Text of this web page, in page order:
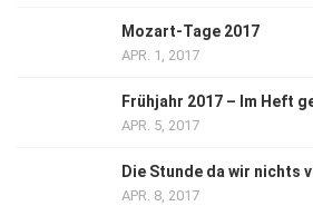
Mozart-Tage 2017
APR. 1, 2017
Frühjahr 2017 – Im Heft
APR. 5, 2017
Die Stunde da wir nichts
APR. 8, 2017